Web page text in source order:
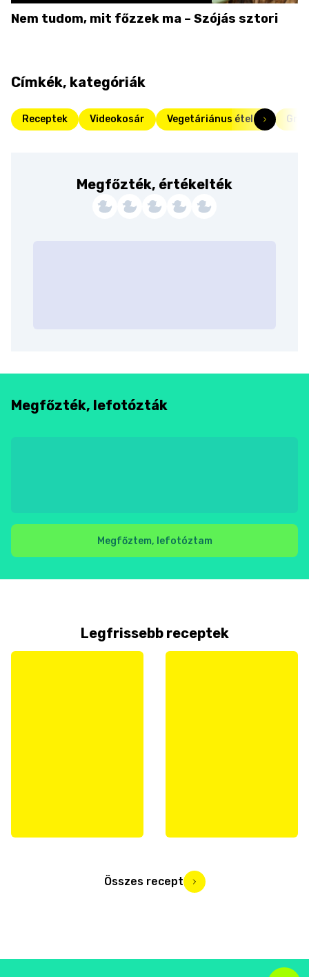
Nem tudom, mit főzzek ma – Szójás sztori
Címkék, kategóriák
Receptek Videokosár Vegetáriánus ételek
Megfőzték, értékelték
Megfőzték, lefotózták
Megfőztem, lefotóztam
Legfrissebb receptek
Összes recept